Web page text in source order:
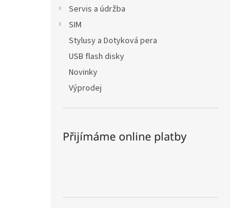
Servis a údržba
SIM
Stylusy a Dotyková pera
USB flash disky
Novinky
Výprodej
Přijímáme online platby